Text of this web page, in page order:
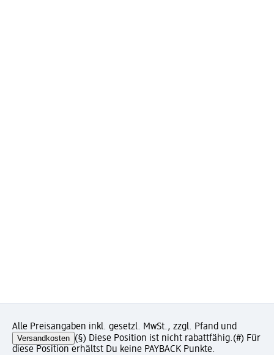
Alle Preisangaben inkl. gesetzl. MwSt., zzgl. Pfand und
Versandkosten (§) Diese Position ist nicht rabattfähig.(#) Für
diese Position erhältst Du keine PAYBACK Punkte.